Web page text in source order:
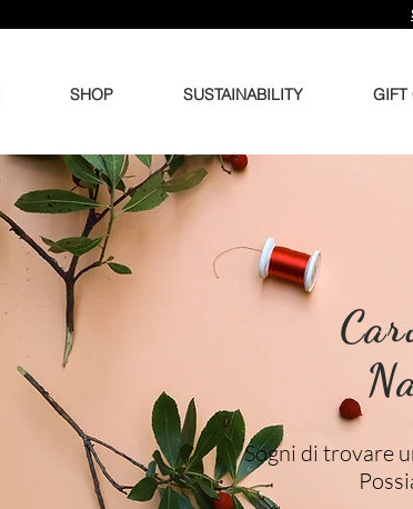
SHOP SUSTAINABILITY GIFT
Sogni di trovare